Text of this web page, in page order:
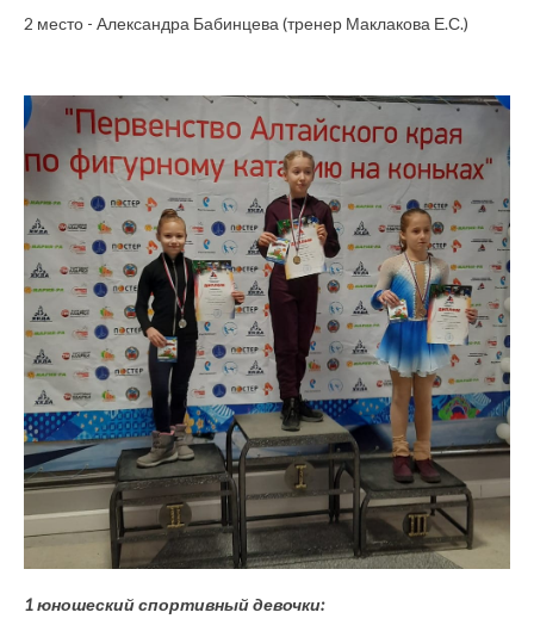
2 место - Александра Бабинцева (тренер Маклакова Е.С.)
1 юношеский спортивный девочки: